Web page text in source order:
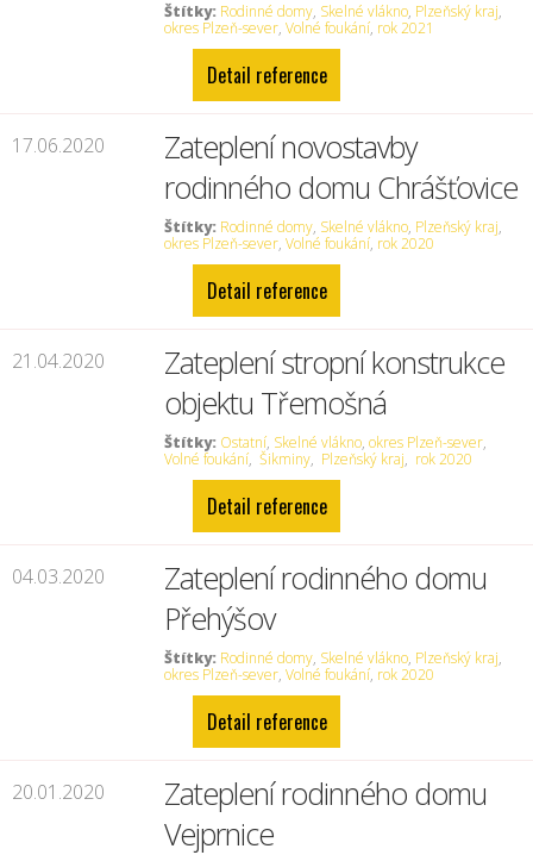
Štítky: Rodinné domy, Skelné vlákno, Plzeňský kraj,
okres Plzeň-sever,Volné foukání, rok 2021
Detail reference
17.06.2020
Zateplení novostavby
rodinného domu Chrášťovice
Štítky: Rodinné domy, Skelné vlákno, Plzeňský kraj,
okres Plzeň-sever,Volné foukání, rok 2020
Detail reference
21.04.2020
Zateplení stropní konstrukce
objektu Třemošná
Štítky: Ostatní, Skelné vlákno,okres Plzeň-sever,
Volné foukání, Šikminy, Plzeňský kraj, rok 2020
Detail reference
04.03.2020
Zateplení rodinného domu
Přehýšov
Štítky: Rodinné domy, Skelné vlákno, Plzeňský kraj,
okres Plzeň-sever,Volné foukání, rok 2020
Detail reference
20.01.2020
Zateplení rodinného domu
Vejprnice